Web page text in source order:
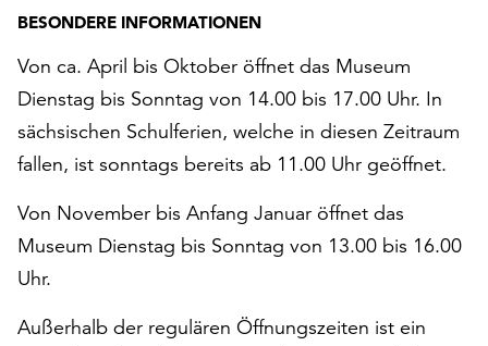
BESONDERE INFORMATIONEN
Von ca. April bis Oktober öffnet das Museum
Dienstag bis Sonntag von 14.00 bis 17.00 Uhr. In
sächsischen Schulferien, welche in diesen Zeitraum
fallen, ist sonntags bereits ab 11.00 Uhr geöffnet.
Von November bis Anfang Januar öffnet das
Museum Dienstag bis Sonntag von 13.00 bis 16.00
Uhr.
Außerhalb der regulären Öffnungszeiten ist ein